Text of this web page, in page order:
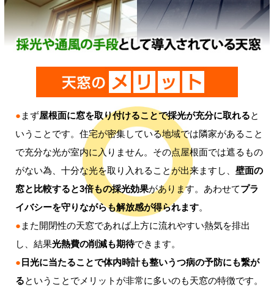
● まず屋根面に窓を取り付けることで採光が充分に取れると
いうことです。住宅が密集している地域では隣家があること
で充分な光が室内に入りません。その点屋根面では遮るもの
がない為、十分な光を取り入れることが出来ますし、 壁面の
窓と比較すると3倍もの採光効果があります。あわせてプラ
イバシーを守りながらも解放感が得られます。
● また開閉性の天窓であれば上方に流れやすい熱気を排出
し、結果光熱費の削減も期待できます。
● 日光に当たることで体内時計も整いうつ病の予防にも繋が
るということでメリットが非常に多いのも天窓の特徴です。